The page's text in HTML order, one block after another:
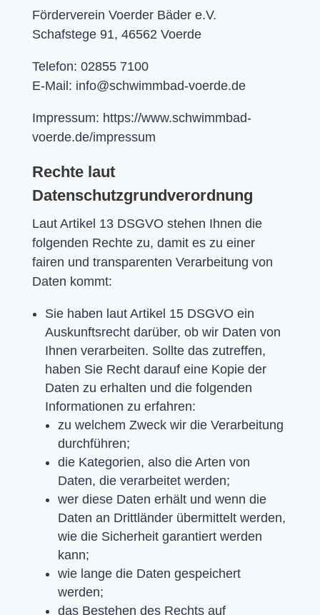
Förderverein Voerder Bäder e.V.
Schafstege 91, 46562 Voerde
Telefon: 02855 7100
E-Mail: info@schwimmbad-voerde.de
Impressum: https://www.schwimmbad-
voerde.de/impressum
Rechte laut
Datenschutzgrundverordnung
Laut Artikel 13 DSGVO stehen Ihnen die
folgenden Rechte zu, damit es zu einer
fairen und transparenten Verarbeitung von
Daten kommt:
Sie haben laut Artikel 15 DSGVO ein
Auskunftsrecht darüber, ob wir Daten von
Ihnen verarbeiten. Sollte das zutreffen,
haben Sie Recht darauf eine Kopie der
Daten zu erhalten und die folgenden
Informationen zu erfahren:
zu welchem Zweck wir die Verarbeitung
durchführen;
die Kategorien, also die Arten von
Daten, die verarbeitet werden;
wer diese Daten erhält und wenn die
Daten an Drittländer übermittelt werden,
wie die Sicherheit garantiert werden
kann;
wie lange die Daten gespeichert
werden;
das Bestehen des Rechts auf